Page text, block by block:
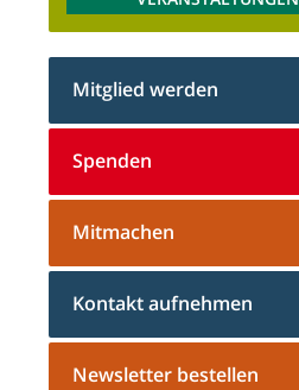
Mitglied werden
Spenden
Mitmachen
Kontakt aufnehmen
Newsletter bestellen